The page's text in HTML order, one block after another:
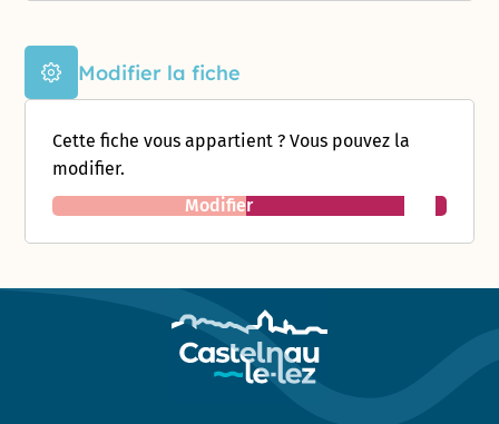
Modifier la fiche
Cette fiche vous appartient ? Vous pouvez la
modifier.
Modifier